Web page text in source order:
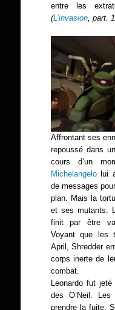
entre les
(L’invasion, part.
Affrontant ses
repoussé dans
cours d’un
Michelangelolui
de messages
plan. Mais la
et ses mutants.
finit par être
Voyant que les
April, Shredder
corps inerte de
combat.
Leonardo fut
des O’Neil.
prendre la fuite.